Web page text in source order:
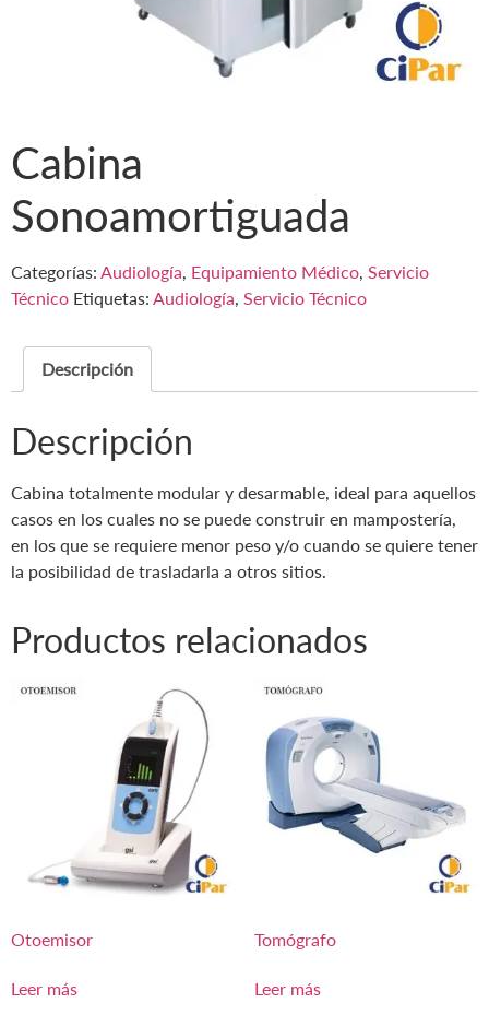
Cabina
Sonoamortiguada
Categorías: Audiología, Equipamiento Médico, Servicio
Técnico Etiquetas: Audiología, Servicio Técnico
Descripción
Descripción
Cabina totalmente modular y desarmable, ideal para aquellos
casos en los cuales no se puede construir en mampostería,
en los que se requiere menor peso y/o cuando se quiere tener
la posibilidad de trasladarla a otros sitios.
Productos relacionados
Otoemisor
Leer más
Tomógrafo
Leer más